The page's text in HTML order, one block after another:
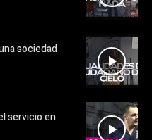
sociedad
servicio en